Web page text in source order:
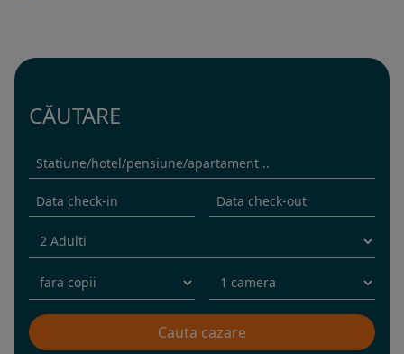
CĂUTARE